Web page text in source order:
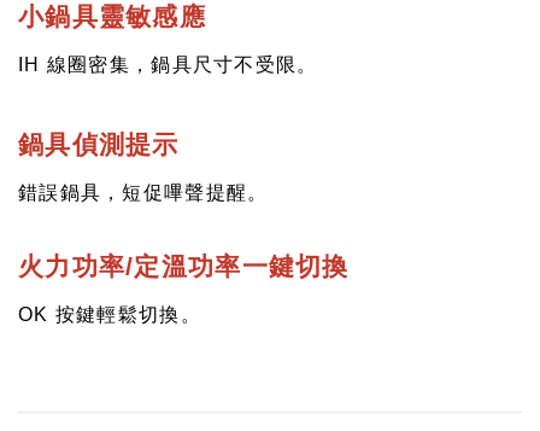
小鍋具靈敏感應
IH 線圈密集，鍋具尺寸不受限。
鍋具偵測提示
錯誤鍋具，短促嗶聲提醒。
火力功率/定溫功率一鍵切換
OK 按鍵輕鬆切換。